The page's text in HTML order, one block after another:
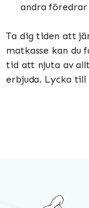
andra
Ta dig tiden att
matkasse kan du
tid att njuta av
erbjuda. Lycka